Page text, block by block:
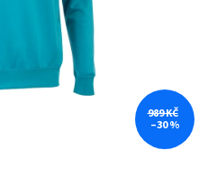
989 KČ
–30 %